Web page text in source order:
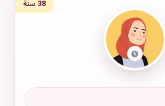
38 سنة